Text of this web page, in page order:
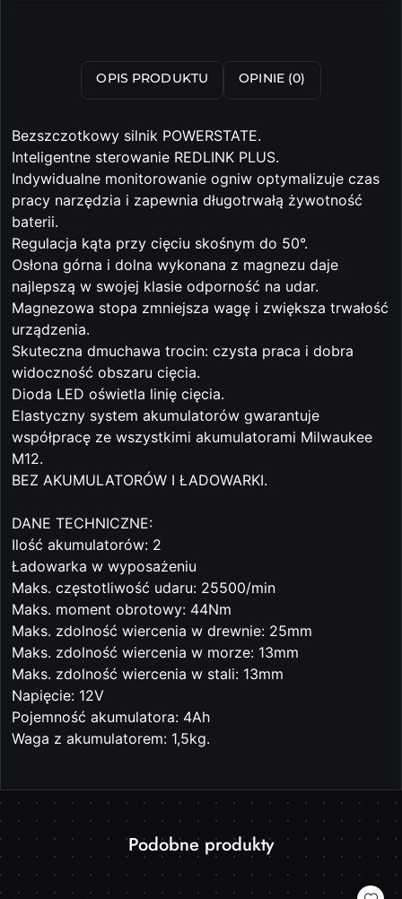
OPIS PRODUKTU OPINIE (0)
Bezszczotkowy silnik POWERSTATE.
Inteligentne sterowanie REDLINK PLUS.
Indywidualne monitorowanie ogniw optymalizuje czas
pracy narzędzia i zapewnia długotrwałą żywotność
baterii.
Regulacja kąta przy cięciu skośnym do 50°.
Osłona górna i dolna wykonana z magnezu daje
najlepszą w swojej klasie odporność na udar.
Magnezowa stopa zmniejsza wagę i zwiększa trwałość
urządzenia.
Skuteczna dmuchawa trocin: czysta praca i dobra
widoczność obszaru cięcia.
Dioda LED oświetla linię cięcia.
Elastyczny system akumulatorów gwarantuje
współpracę ze wszystkimi akumulatorami Milwaukee
M12.
BEZ AKUMULATORÓW I ŁADOWARKI.
DANE TECHNICZNE:
Ilość akumulatorów: 2
Ładowarka w wyposażeniu
Maks. częstotliwość udaru: 25500/min
Maks. moment obrotowy: 44Nm
Maks. zdolność wiercenia w drewnie: 25mm
Maks. zdolność wiercenia w morze: 13mm
Maks. zdolność wiercenia w stali: 13mm
Napięcie: 12V
Pojemność akumulatora: 4Ah
Waga z akumulatorem: 1,5kg.
Pomiń karuzelę produktów
Produkty
statusie:
Podobne produkty